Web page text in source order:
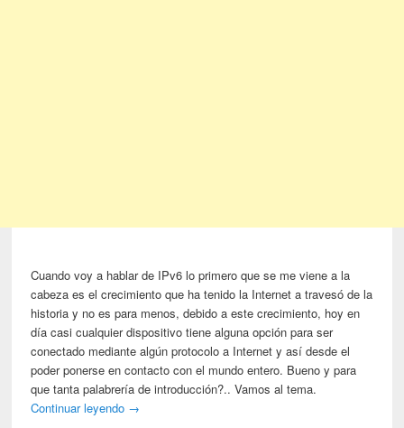
Cuando voy a hablar de IPv6 lo primero que se me viene a la
cabeza es el crecimiento que ha tenido la Internet a travesó de la
historia y no es para menos, debido a este crecimiento, hoy en
día casi cualquier dispositivo tiene alguna opción para ser
conectado mediante algún protocolo a Internet y así desde el
poder ponerse en contacto con el mundo entero. Bueno y para
que tanta palabrería de introducción?.. Vamos al tema.
Continuar leyendo →